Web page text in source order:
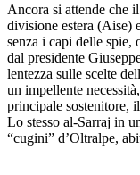
Ancora si attende che
divisione estera (Aise)
senza i capi delle spie,
dal presidente
lentezza sulle scelte
un impellente
principale sostenitore,
Lo stesso al-Sarraj in
“cugini” d’Oltralpe,